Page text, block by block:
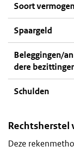
Soort vermogen
Spaargeld
Beleggingen/an
dere
Schulden
Rechtsherstel
Deze